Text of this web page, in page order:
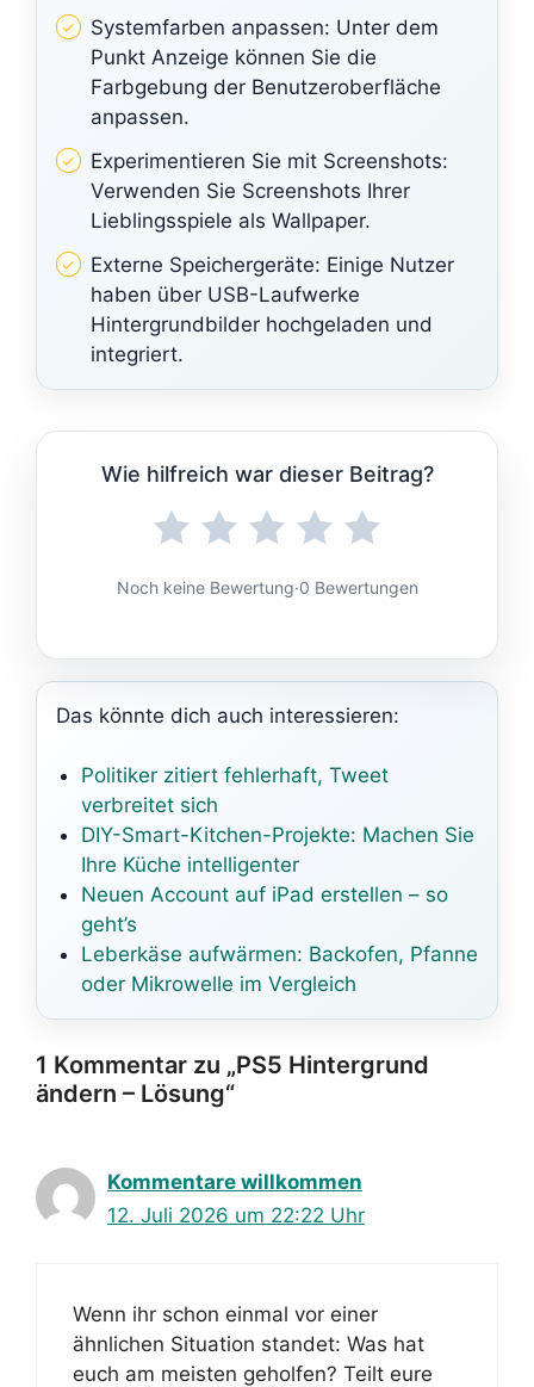
Systemfarben anpassen: Unter dem
Punkt Anzeige können Sie die
Farbgebung der Benutzeroberfläche
anpassen.
Experimentieren Sie mit Screenshots:
Verwenden Sie Screenshots Ihrer
Lieblingsspiele als Wallpaper.
Externe Speichergeräte: Einige Nutzer
haben über USB-Laufwerke
Hintergrundbilder hochgeladen und
integriert.
Wie hilfreich war dieser Beitrag?
Noch keine Bewertung·0 Bewertungen
Das könnte dich auch interessieren:
Politiker zitiert fehlerhaft, Tweet
verbreitet sich
DIY-Smart-Kitchen-Projekte: Machen Sie
Ihre Küche intelligenter
Neuen Account auf iPad erstellen – so
geht’s
Leberkäse aufwärmen: Backofen, Pfanne
oder Mikrowelle im Vergleich
1 Kommentar zu „PS5 Hintergrund
ändern – Lösung“
Kommentare willkommen
12. Juli 2026 um 22:22 Uhr
Wenn ihr schon einmal vor einer
ähnlichen Situation standet: Was hat
euch am meisten geholfen? Teilt eure